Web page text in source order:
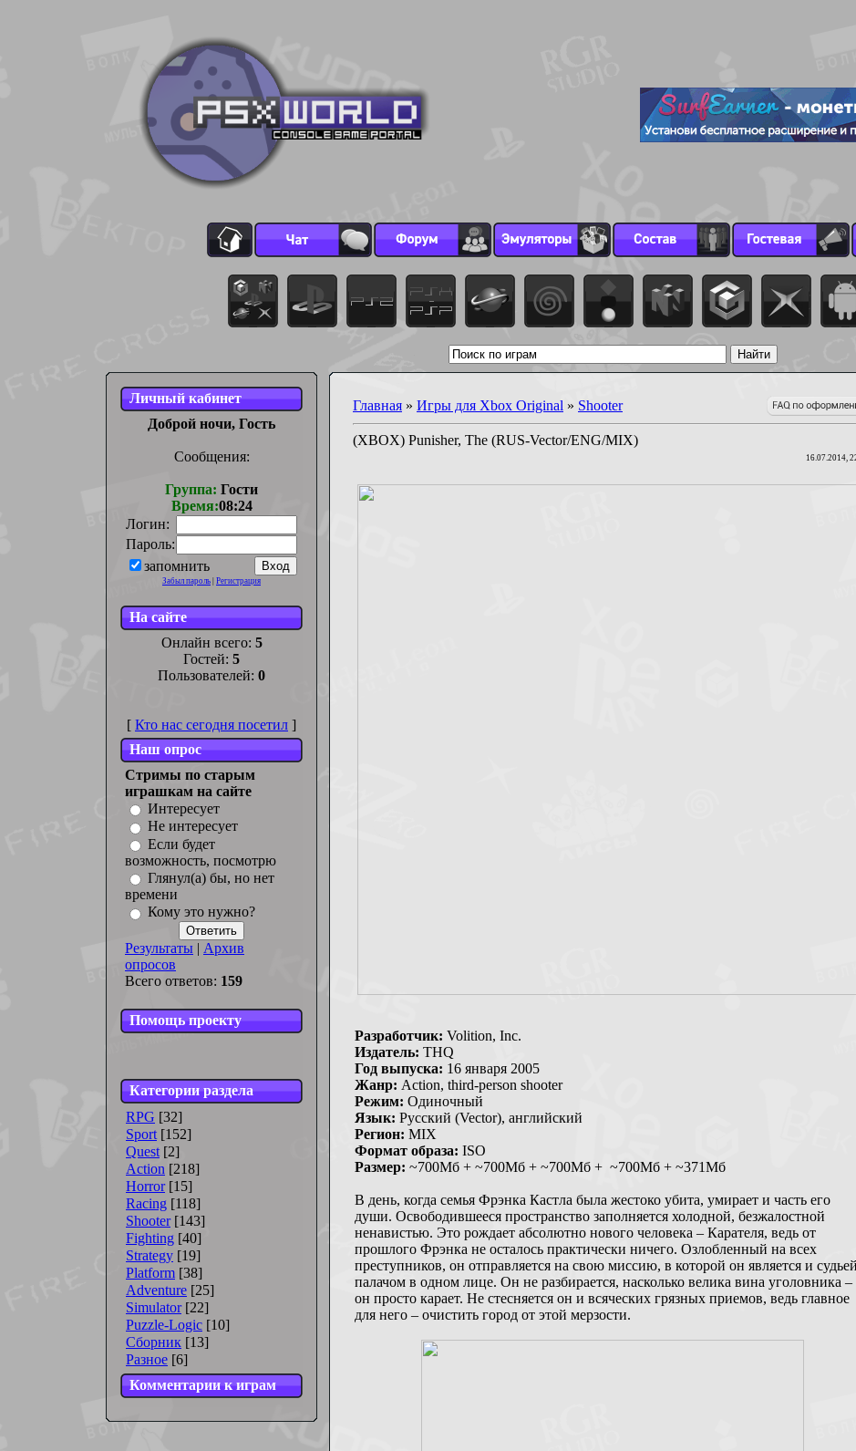
Личный кабинет
Доброй ночи, Гость
Сообщения:
Группа: Гости
Время:08:24
Логин:
Пароль:
запомнить
Забыл пароль Регистрация
На сайте
Онлайн всего: 5
Гостей: 5
Пользователей: 0
[ Кто нас сегодня посетил ]
Наш опрос
Стримы по старым
играшкам на сайте
Интересует
Не интересует
Если будет
возможность, посмотрю
Глянул(а) бы, но нет
времени
Кому это нужно?
Результаты | Архив
опросов
Всего ответов: 159
Помощь проекту
Категории раздела
RPG [32]
Sport [152]
Quest [2]
Action [218]
Horror [15]
Racing [118]
Shooter [143]
Fighting [40]
Strategy [19]
Platform [38]
Adventure [25]
Simulator [22]
Puzzle-Logic [10]
Сборник [13]
Разное [6]
Комментарии к играм
Главная » Игры для Xbox Original » Shooter
(XBOX) Punisher, The (RUS-Vector/ENG/MIX)
16.07.2014,
Разработчик: Volition, Inc.
Издатель: THQ
Год выпуска: 16 января 2005
Жанр: Action, third-person shooter
Режим: Одиночный
Язык: Русский (Vector), английский
Регион: MIX
Формат образа: ISO
Размер: ~700Мб + ~700Мб + ~700Мб + ~700Мб + ~371Мб
В день, когда семья Фрэнка Кастла была жестоко убита, умирает и часть его
души. Освободившееся пространство заполняется холодной, безжалостной
ненавистью. Это рождает абсолютно нового человека – Карателя, ведь от
прошлого Фрэнка не осталось практически ничего. Озлобленный на всех
преступников, он отправляется на свою миссию, в которой он является и
палачом в одном лице. Он не разбирается, насколько велика вина уголовника –
он просто карает. Не стесняется он и всяческих грязных приемов, ведь главное
для него – очистить город от этой мерзости.